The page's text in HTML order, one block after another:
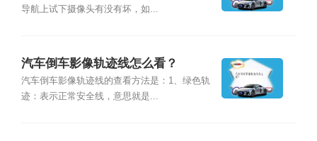
导航上试下摄像头有没有坏，如...
汽车倒车影像轨迹线怎么看？
汽车倒车影像轨迹线的查看方法是：1、绿色轨
迹：表示正常安全线，意思就是...